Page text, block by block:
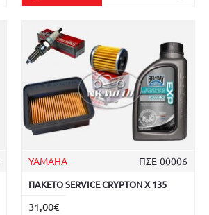
YAMAHA ΠΣΕ-00006
ΠΑΚΕΤΟ SERVICE CRYPTON X 135
31,00€